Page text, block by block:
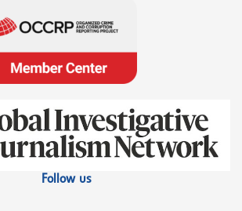
Follow us